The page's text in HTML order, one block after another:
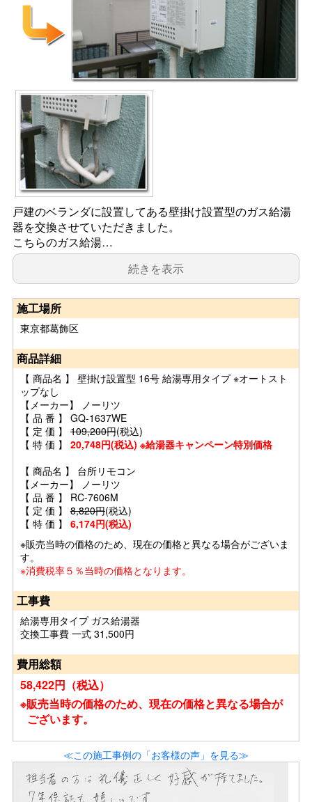
戸建のベランダに設置してある壁掛け設置型のガス給湯
器を交換させていただきました。
こちらのガス給湯…
続きを表示
施工場所
東京都葛飾区
商品詳細
【 商品名 】 壁掛け設置型 16号 給湯専用タイプ ※オートスト
ップなし
【メーカー】 ノーリツ
【 品 番 】 GQ-1637WE
【 定 価 】 109,200円(税込)
【 特 価 】 20,748円(税込) ※給湯器キャンペーン特別価格
【 商品名 】 台所リモコン
【メーカー】 ノーリツ
【 品 番 】 RC-7606M
【 定 価 】 8,820円(税込)
【 特 価 】 6,174円(税込)
※販売当時の価格のため、現在の価格と異なる場合がございま
す。
※消費税率５％当時の価格となります。
工事費
給湯専用タイプ ガス給湯器
交換工事費 一式 31,500円
費用総額
58,422円（税込）
※販売当時の価格のため、現在の価格と異なる場合が
ございます。
≪この施工事例の「お客様の声」を見る≫